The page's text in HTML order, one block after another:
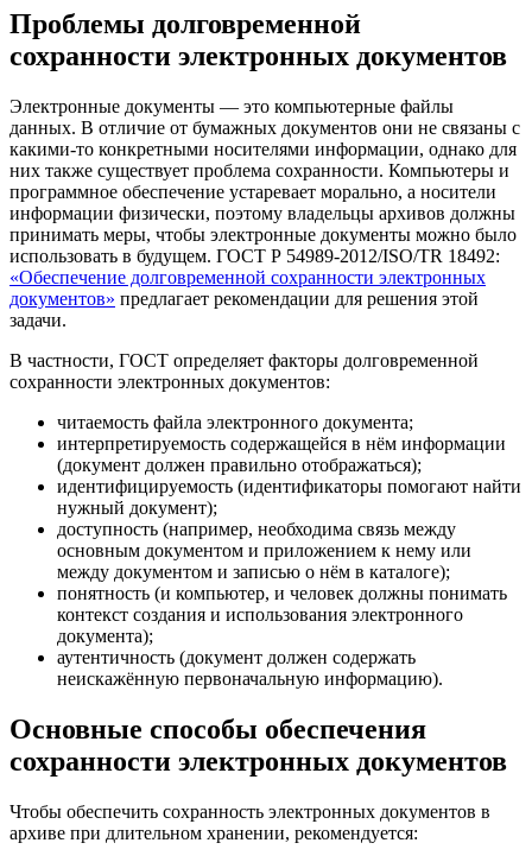
Проблемы долговременной
сохранности электронных документов
Электронные документы — это компьютерные файлы
данных. В отличие от бумажных документов они не связаны с
какими-то конкретными носителями информации, однако для
них также существует проблема сохранности. Компьютеры и
программное обеспечение устаревает морально, а носители
информации физически, поэтому владельцы архивов должны
принимать меры, чтобы электронные документы можно было
использовать в будущем. ГОСТ Р 54989-2012/ISO/TR 18492:
«Обеспечение долговременной сохранности электронных
документов» предлагает рекомендации для решения этой
задачи.
В частности, ГОСТ определяет факторы долговременной
сохранности электронных документов:
читаемость файла электронного документа;
интерпретируемость содержащейся в нём информации
(документ должен правильно отображаться);
идентифицируемость (идентификаторы помогают найти
нужный документ);
доступность (например, необходима связь между
основным документом и приложением к нему или
между документом и записью о нём в каталоге);
понятность (и компьютер, и человек должны понимать
контекст создания и использования электронного
документа);
аутентичность (документ должен содержать
неискажённую первоначальную информацию).
Основные способы обеспечения
сохранности электронных документов
Чтобы обеспечить сохранность электронных документов в
архиве при длительном хранении, рекомендуется: